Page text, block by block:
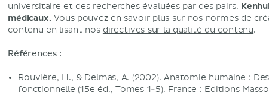
universitaire et des recherches évaluées par des pairs.
médicaux. Vous pouvez en savoir plus sur nos normes de
contenu en lisant nos directives sur la qualité du contenu.
Références :
Rouvière, H., & Delmas, A. (2002). Anatomie humaine :
fonctionnelle (15e éd., Tomes 1-5). France : Editions